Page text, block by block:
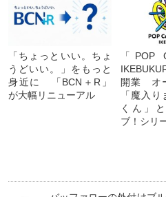
「ちょっといい。ちょ
うどいい。」をもっと
身近に 「BCN＋R」
が大幅リニューアル
「POP
開業 オ
「魔入
くん」
ブ！シリ